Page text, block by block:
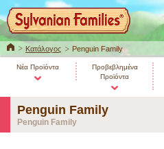
ΚΕΝΤΡΙΚΗΚατάλογος Penguin Family
Νέα Προϊόντα
Προβεβλημένα
Προϊόντα
Penguin Family
Penguin Family